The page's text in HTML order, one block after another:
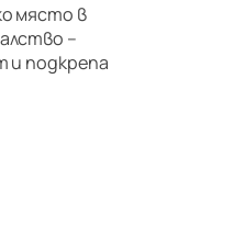
място в
–
и подкрепа